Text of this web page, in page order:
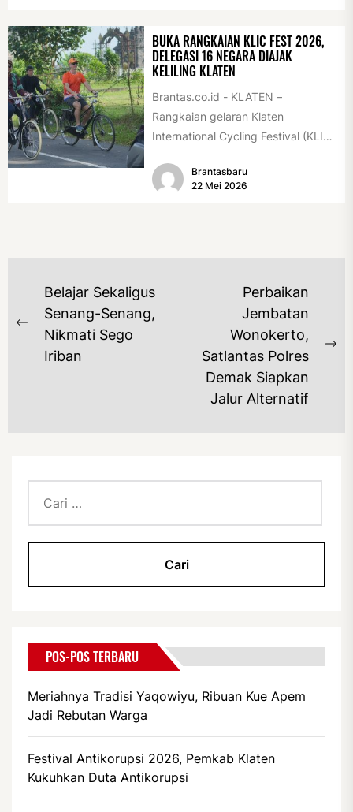
BUKA RANGKAIAN KLIC FEST 2026,
DELEGASI 16 NEGARA DIAJAK
KELILING KLATEN
Brantas.co.id - KLATEN –
Rangkaian gelaran Klaten
International Cycling Festival (KLIC
(17/5/2026). Rangkaian kegiatan
dibuka...
Brantasbaru
22 Mei 2026
NAVIGASI
POS
Previous
post:
Belajar Sekaligus
Senang-Senang,
Nikmati Sego
Iriban
Perbaikan
Jembatan
Wonokerto,
Satlantas Polres
Demak Siapkan
Jalur Alternatif
untuk:
POS-POS TERBARU
Meriahnya Tradisi Yaqowiyu, Ribuan Kue Apem
Jadi Rebutan Warga
Festival Antikorupsi 2026, Pemkab Klaten
Kukuhkan Duta Antikorupsi